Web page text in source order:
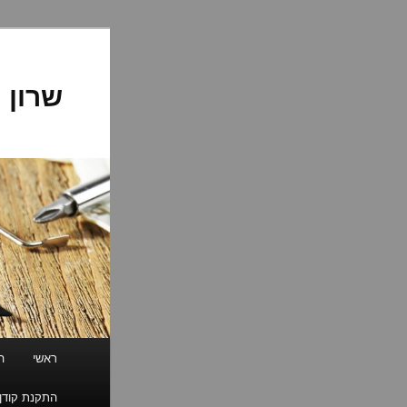
ראשי
התקנת